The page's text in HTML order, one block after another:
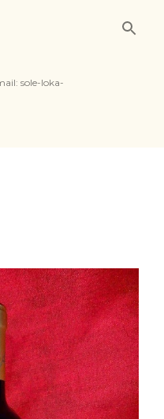
sole-loka-